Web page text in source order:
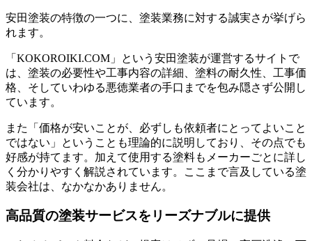
安田塗装の特徴の一つに、塗装業務に対する誠実さが挙げら
れます。
「KOKOROIKI.COM」という安田塗装が運営するサイトで
は、塗装の必要性や工事内容の詳細、塗料の耐久性、工事価
格、そしていわゆる悪徳業者の手口までを包み隠さず公開し
ています。
また「価格が安いことが、必ずしも依頼者にとってよいこと
ではない」ということも理論的に説明しており、その点でも
好感が持てます。加えて使用する塗料もメーカーごとに詳し
く分かりやすく解説されています。ここまで言及している塗
装会社は、なかなかありません。
高品質の塗装サービスをリーズナブルに提供